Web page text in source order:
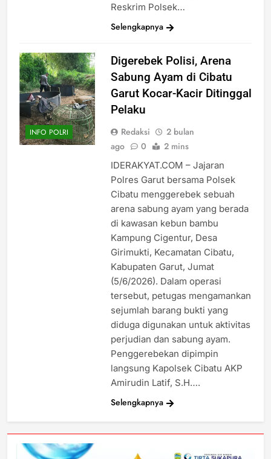
Reskrim Polsek…
Selengkapnya
INFO POLRI
Digerebek Polisi, Arena
Sabung Ayam di Cibatu
Garut Kocar-Kacir Ditinggal
Pelaku
Redaksi
2 bulan
ago
0 2 mins
IDERAKYAT.COM – Jajaran
Polres Garut bersama Polsek
Cibatu menggerebek sebuah
arena sabung ayam yang berada
di kawasan kebun bambu
Kampung Cigentur, Desa
Girimukti, Kecamatan Cibatu,
Kabupaten Garut, Jumat
(5/6/2026). Dalam operasi
tersebut, petugas mengamankan
sejumlah barang bukti yang
diduga digunakan untuk aktivitas
perjudian dan sabung ayam.
Penggerebekan dipimpin
langsung Kapolsek Cibatu AKP
Amirudin Latif, S.H….
Selengkapnya